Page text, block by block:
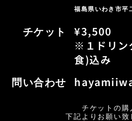
福島県いわき市平
チケット
¥3,500
※１ドリン
食)込み
問い合わせ
チケットの購
下記よりお願い致